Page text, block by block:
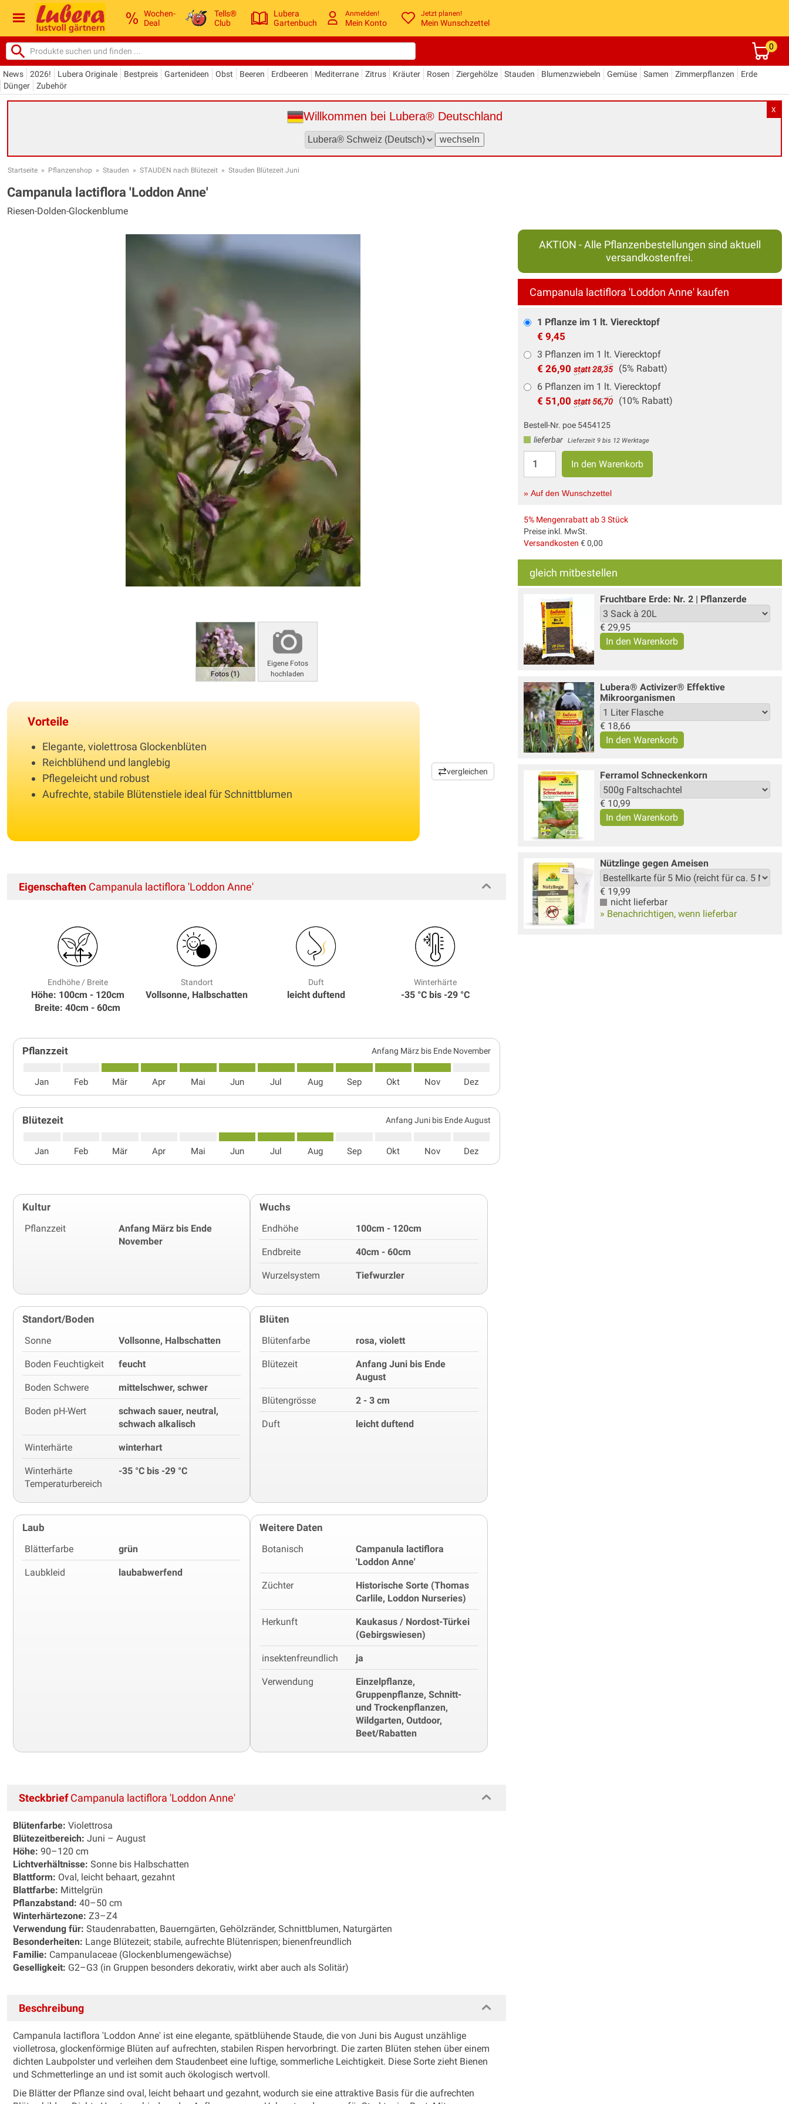
Wochen-
Deal
Tells®
Club
Lubera
Gartenbuch
Anmelden!
Mein Konto
Jetzt planen!
Mein Wunschzettel
0
News 2026! Lubera Originale Bestpreis Gartenideen Obst Beeren Erdbeeren Mediterrane Zitrus Kräuter Rosen Ziergehölze Stauden Blumenzwiebeln Gemüse Samen Zimmerpflanzen
Erde
Dünger
Zubehör
X
Willkommen bei Lubera® Deutschland
Startseite » Pflanzenshop » Stauden » STAUDEN nach Blütezeit » Stauden Blütezeit Juni
Campanula lactiflora 'Loddon Anne'
Riesen-Dolden-Glockenblume
Fotos (1)
Eigene Fotos
hochladen
Vorteile
Elegante, violettrosa Glockenblüten
Reichblühend und langlebig
Pflegeleicht und robust
Aufrechte, stabile Blütenstiele ideal für Schnittblumen
vergleichen
AKTION - Alle Pflanzenbestellungen sind aktuell
versandkostenfrei.
Campanula lactiflora 'Loddon Anne' kaufen
1 Pflanze im 1 lt. Vierecktopf
€ 9,45
3 Pflanzen im 1 lt. Vierecktopf
€ 26,90 statt 28,35
(5% Rabatt)
6 Pflanzen im 1 lt. Vierecktopf
€ 51,00 statt 56,70 (10% Rabatt)
Bestell-Nr. poe 5454125
lieferbar
Lieferzeit 9 bis 12 Werktage
» Auf den Wunschzettel
5% Mengenrabatt ab 3 Stück
Preise inkl. MwSt.
Versandkosten € 0,00
gleich mitbestellen
Fruchtbare Erde: Nr. 2 | Pflanzerde
€ 29,95
Lubera® Activizer® Effektive
Mikroorganismen
€ 18,66
Ferramol Schneckenkorn
€ 10,99
Nützlinge gegen Ameisen
€ 19,99
nicht lieferbar
» Benachrichtigen, wenn lieferbar
Eigenschaften Campanula lactiflora 'Loddon Anne'
Endhöhe / Breite
Höhe: 100cm - 120cm
Breite: 40cm - 60cm
Standort
Vollsonne, Halbschatten
Duft
leicht duftend
Winterhärte
-35 °C bis -29 °C
Pflanzzeit Anfang März bis Ende November
Jan Feb Mär Apr Mai Jun Jul Aug Sep Okt Nov Dez
Blütezeit Anfang Juni bis Ende August
Jan Feb Mär Apr Mai Jun Jul Aug Sep Okt Nov Dez
Kultur
Pflanzzeit
Anfang März bis Ende
November
Wuchs
Endhöhe 100cm - 120cm
Endbreite 40cm - 60cm
Wurzelsystem Tiefwurzler
Standort/Boden
Sonne Vollsonne, Halbschatten
Boden Feuchtigkeit feucht
Boden Schwere mittelschwer, schwer
Boden pH-Wert
schwach sauer, neutral,
schwach alkalisch
Winterhärte winterhart
Winterhärte
Temperaturbereich
-35 °C bis -29 °C
Blüten
Blütenfarbe rosa, violett
Blütezeit
Anfang Juni bis Ende
August
Blütengrösse 2 - 3 cm
Duft leicht duftend
Laub
Blätterfarbe grün
Laubkleid laubabwerfend
Weitere Daten
Botanisch
Campanula lactiflora
'Loddon Anne'
Züchter
Historische Sorte (Thomas
Carlile, Loddon Nurseries)
Herkunft
Kaukasus / Nordost-Türkei
(Gebirgswiesen)
insektenfreundlich ja
Verwendung
Einzelpflanze,
Gruppenpflanze, Schnitt-
und Trockenpflanzen,
Wildgarten, Outdoor,
Beet/Rabatten
SteckbriefCampanula lactiflora 'Loddon Anne'
Blütenfarbe: Violettrosa
Blütezeitbereich: Juni – August
Höhe: 90–120 cm
Lichtverhältnisse: Sonne bis Halbschatten
Blattform: Oval, leicht behaart, gezahnt
Blattfarbe: Mittelgrün
Pflanzabstand: 40–50 cm
Winterhärtezone: Z3–Z4
Verwendung für: Staudenrabatten, Bauerngärten, Gehölzränder, Schnittblumen, Naturgärten
Besonderheiten: Lange Blütezeit; stabile, aufrechte Blütenrispen; bienenfreundlich
Familie: Campanulaceae (Glockenblumengewächse)
Geselligkeit: G2–G3 (in Gruppen besonders dekorativ, wirkt aber auch als Solitär)
Beschreibung
Campanula lactiflora 'Loddon Anne' ist eine elegante, spätblühende Staude, die von Juni bis August unzählige
violletrosa, glockenförmige Blüten auf aufrechten, stabilen Rispen hervorbringt. Die zarten Blüten stehen über einem
dichten Laubpolster und verleihen dem Staudenbeet eine luftige, sommerliche Leichtigkeit. Diese Sorte zieht Bienen
und Schmetterlinge an und ist somit auch ökologisch wertvoll.
Die Blätter der Pflanze sind oval, leicht behaart und gezahnt, wodurch sie eine attraktive Basis für die aufrechten